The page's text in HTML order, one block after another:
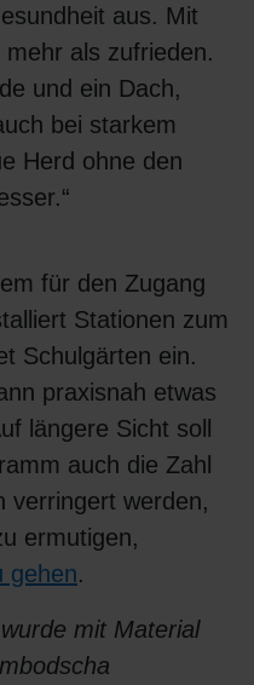
aus. Mit
als zufrieden.
und ein Dach,
bei starkem
Herd ohne den
für den Zugang
Stationen zum
Schulgärten ein.
praxisnah etwas
längere Sicht soll
auch die Zahl
verringert werden,
ermutigen,
gehen.
mit Material